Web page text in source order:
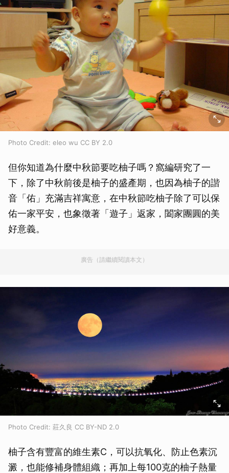
Photo Credit: eleo wu CC BY 2.0
但你知道為什麼中秋節要吃柚子嗎？窩編研究了一
下，除了中秋前後是柚子的盛產期，也因為柚子的諧
音「佑」充滿吉祥寓意，在中秋節吃柚子除了可以保
佑一家平安，也象徵著「遊子」返家，闔家團圓的美
好意義。
廣告（請繼續閱讀本文）
Photo Credit: 莊久良 CC BY-ND 2.0
柚子含有豐富的維生素C，可以抗氧化、防止色素沉
澱，也能修補身體組織；再加上每100克的柚子熱量